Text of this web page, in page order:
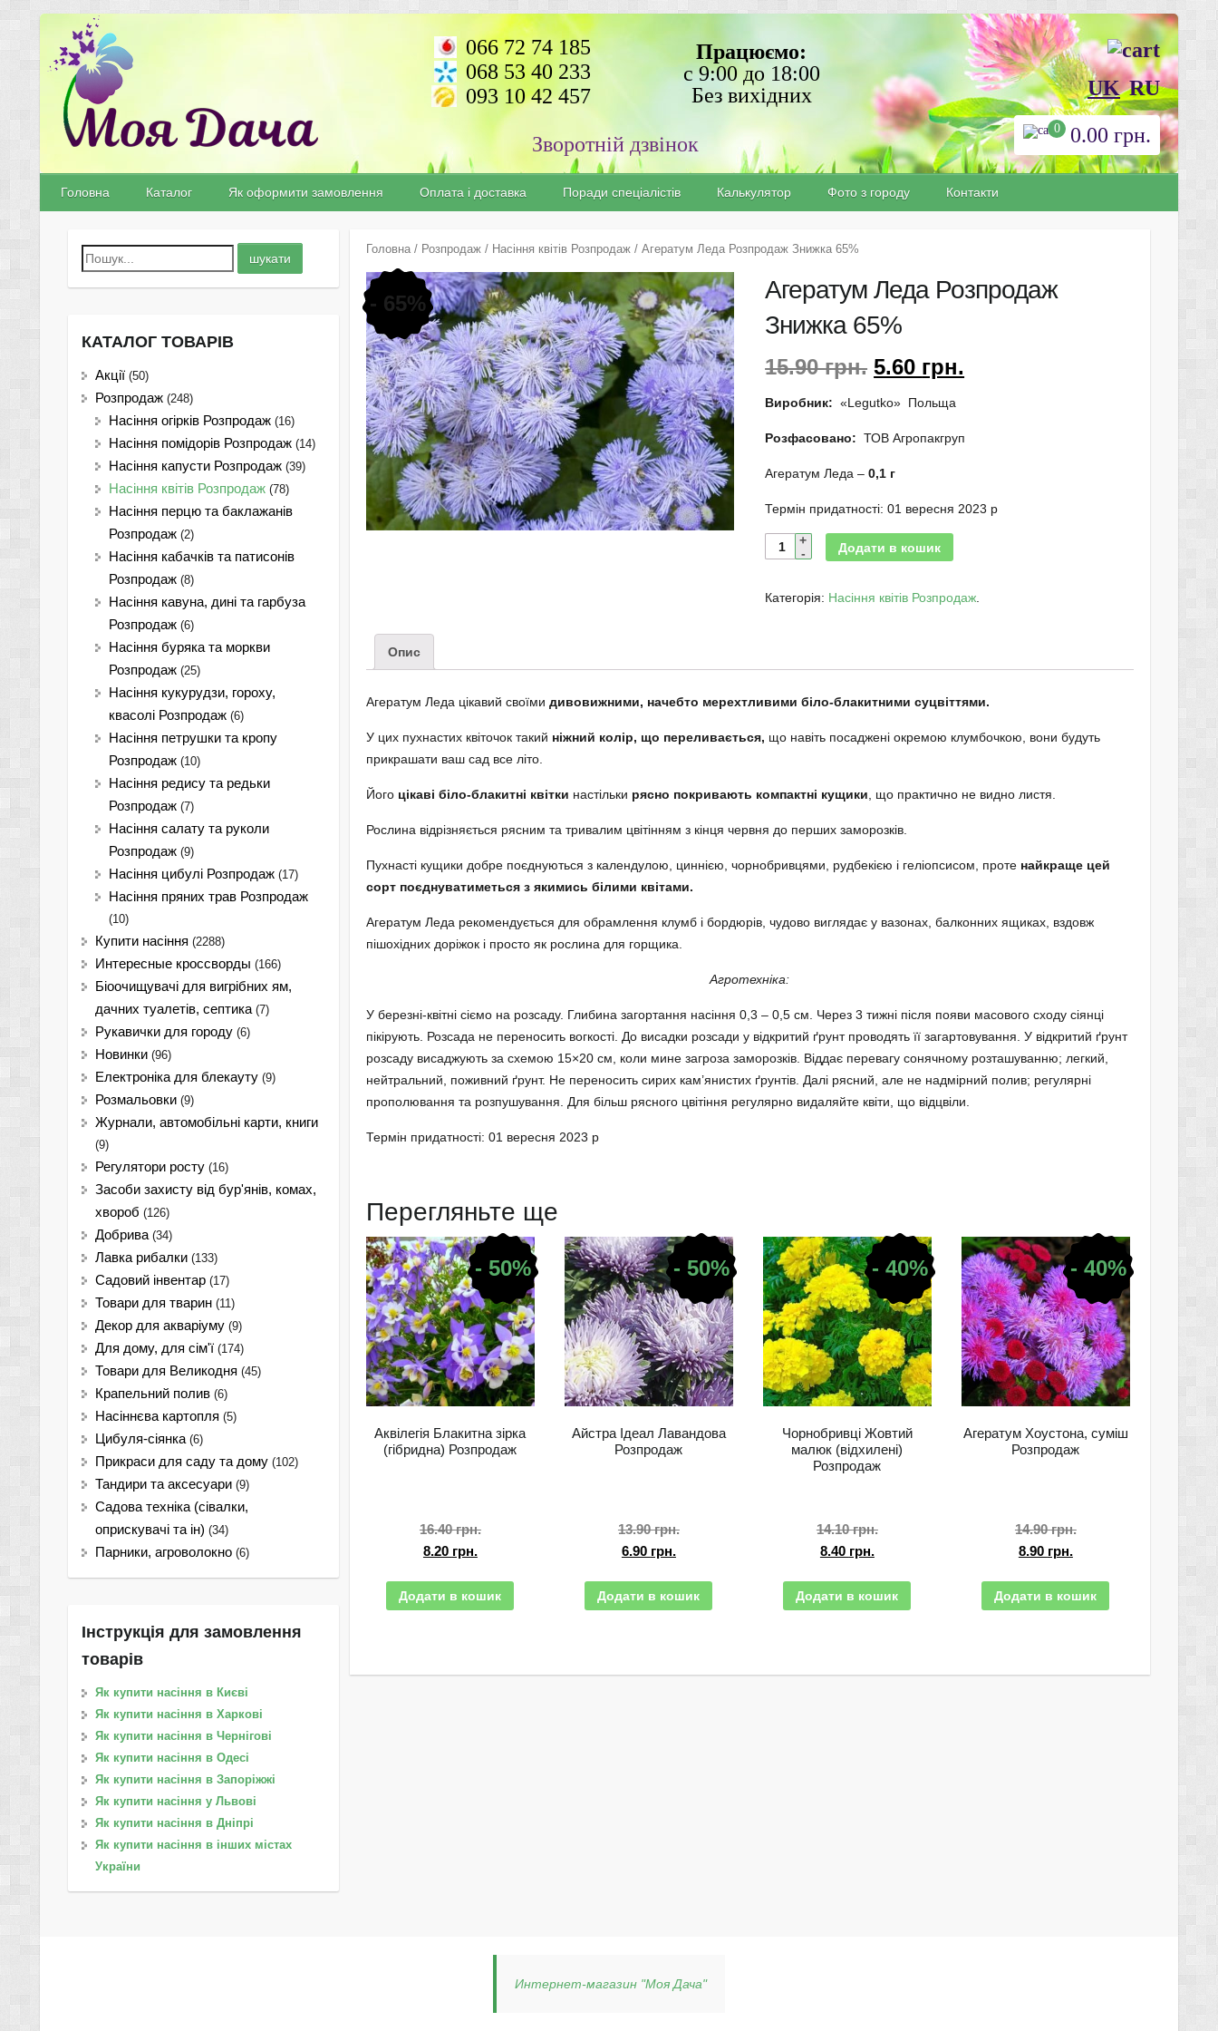
066 72 74 185
068 53 40 233
093 10 42 457
Працюємо:
с 9:00 до 18:00
Без вихідних
UK RU
0 0.00 грн.
Зворотній дзвінок
Головна Каталог Як оформити замовлення Оплата і доставка Поради спеціалістів Калькулятор Фото з городу Контакти
Головна/ Розпродаж/ Насіння квітів Розпродаж/ Агератум Леда Розпродаж Знижка 65%
- 65%
Агератум Леда Розпродаж
Знижка 65%
15.90грн. 5.60 грн.
Виробник: «Legutko» Польща
Розфасовано: ТОВ Агропакгруп
Агератум Леда – 0,1 г
Термін придатності: 01 вересня 2023 р
Додати в кошик
Категорія: Насіння квітів Розпродаж
Опис
Агератум Леда цікавий своїми дивовижними, начебто мерехтливими біло-блакитними суцвіттями.
У цих пухнастих квіточок такий ніжний колір, що переливається, що навіть посаджені окремою клумбочкою, вони будуть
прикрашати ваш сад все літо.
Його цікаві біло-блакитні квітки настільки рясно покривають компактні кущики , що практично не видно листя.
Рослина відрізняється рясним та тривалим цвітінням з кінця червня до перших заморозків.
Пухнасті кущики добре поєднуються з календулою, циннією, чорнобривцями, рудбекією і геліопсисом, проте найкраще цей
сорт поєднуватиметься з якимись білими квітами.
Агератум Леда рекомендується для обрамлення клумб і бордюрів, чудово виглядає у вазонах, балконних ящиках, вздовж
пішохідних доріжок і просто як рослина для горщика.
Агротехніка:
У березні-квітні сіємо на розсаду. Глибина загортання насіння 0,3 – 0,5 см. Через 3 тижні після появи масового сходу сіянці
пікірують. Розсада не переносить вогкості. До висадки розсади у відкритий ґрунт проводять її загартовування. У відкритий ґрунт
розсаду висаджують за схемою 15×20 см, коли мине загроза заморозків. Віддає перевагу сонячному розташуванню; легкий,
нейтральний, поживний ґрунт. Не переносить сирих кам’янистих ґрунтів. Далі рясний, але не надмірний полив; регулярні
прополювання та розпушування. Для більш рясного цвітіння регулярно видаляйте квіти, що відцвіли.
Термін придатності: 01 вересня 2023 р
Перегляньте ще
- 50%
Аквілегія Блакитна зірка
(гібридна) Розпродаж
16.40грн.
8.20 грн.
Додати в кошик
- 50%
Айстра Ідеал Лавандова
Розпродаж
13.90грн.
6.90 грн.
Додати в кошик
- 40%
Чорнобривці Жовтий
малюк (відхилені)
Розпродаж
14.10грн.
8.40 грн.
Додати в кошик
- 40%
Агератум Хоустона, суміш
Розпродаж
14.90грн.
8.90 грн.
Додати в кошик
КАТАЛОГ ТОВАРІВ
Акції (50)
Розпродаж (248)
Насіння огірків Розпродаж (16)
Насіння помідорів Розпродаж (14)
Насіння капусти Розпродаж (39)
Насіння квітів Розпродаж (78)
Насіння перцю та баклажанів
Розпродаж (2)
Насіння кабачків та патисонів
Розпродаж (8)
Насіння кавуна, дині та гарбуза
Розпродаж (6)
Насіння буряка та моркви
Розпродаж (25)
Насіння кукурудзи, гороху,
квасолі Розпродаж (6)
Насіння петрушки та кропу
Розпродаж (10)
Насіння редису та редьки
Розпродаж (7)
Насіння салату та руколи
Розпродаж (9)
Насіння цибулі Розпродаж (17)
Насіння пряних трав Розпродаж
(10)
Купити насіння (2288)
Интересные кроссворды (166)
Біоочищувачі для вигрібних ям,
дачних туалетів, септика (7)
Рукавички для городу (6)
Новинки (96)
Електроніка для блекауту (9)
Розмальовки (9)
Журнали, автомобільні карти, книги
(9)
Регулятори росту (16)
Засоби захисту від бур'янів, комах,
хвороб (126)
Добрива (34)
Лавка рибалки (133)
Садовий інвентар (17)
Товари для тварин (11)
Декор для акваріуму (9)
Для дому, для сім'ї (174)
Товари для Великодня (45)
Крапельний полив (6)
Насіннєва картопля (5)
Цибуля-сіянка (6)
Прикраси для саду та дому (102)
Тандири та аксесуари (9)
Садова техніка (сівалки,
оприскувачі та ін) (34)
Парники, агроволокно (6)
Інструкція для замовлення
товарів
Як купити насіння в Києві
Як купити насіння в Харкові
Як купити насіння в Чернігові
Як купити насіння в Одесі
Як купити насіння в Запоріжжі
Як купити насіння у Львові
Як купити насіння в Дніпрі
Як купити насіння в інших містах
України
Интернет-магазин "Моя Дача"